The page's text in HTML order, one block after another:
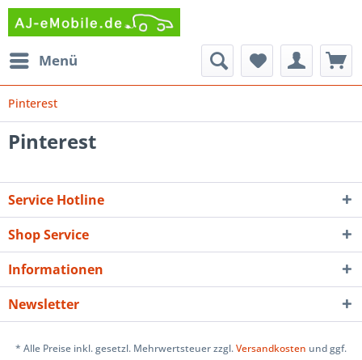
Menü
Pinterest
Pinterest
Service Hotline
Shop Service
Informationen
Newsletter
* Alle Preise inkl. gesetzl. Mehrwertsteuer zzgl.Versandkosten und ggf.